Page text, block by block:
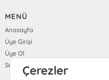
MENÜ
Anasayfa
Üye Girişi
Üye Ol
SepetimÇerezler